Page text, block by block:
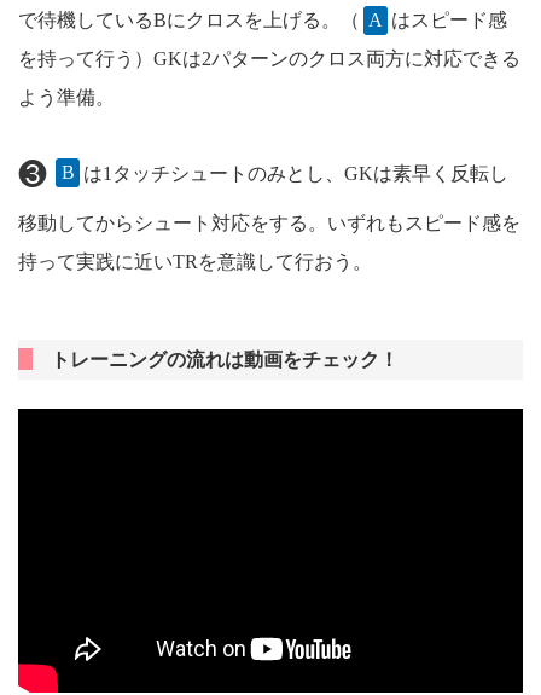
で待機しているBにクロスを上げる。（ A はスピード感
を持って行う）GKは2パターンのクロス両方に対応できる
よう準備。
❸ B は1タッチシュートのみとし、GKは素早く反転し
移動してからシュート対応をする。いずれもスピード感を
持って実践に近いTRを意識して行おう。
トレーニングの流れは動画をチェック！